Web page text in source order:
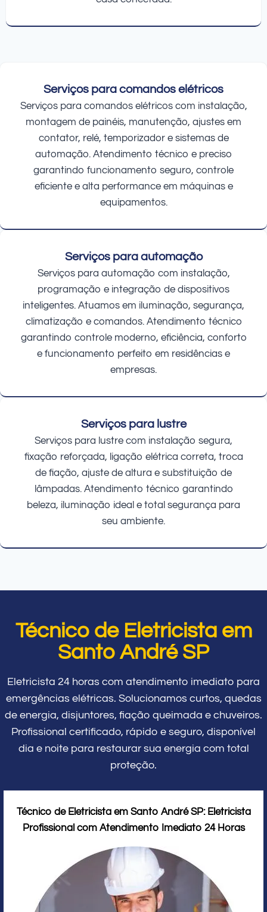
Serviços para comandos elétricos
Serviços para comandos elétricos com instalação,
montagem de painéis, manutenção, ajustes em
contator, relé, temporizador e sistemas de
automação. Atendimento técnico e preciso
garantindo funcionamento seguro, controle
eficiente e alta performance em máquinas e
equipamentos.
Serviços para automação
Serviços para automação com instalação,
programação e integração de dispositivos
inteligentes. Atuamos em iluminação, segurança,
climatização e comandos. Atendimento técnico
garantindo controle moderno, eficiência, conforto
e funcionamento perfeito em residências e
empresas.
Serviços para lustre
Serviços para lustre com instalação segura,
fixação reforçada, ligação elétrica correta, troca
de fiação, ajuste de altura e substituição de
lâmpadas. Atendimento técnico garantindo
beleza, iluminação ideal e total segurança para
seu ambiente.
Técnico de Eletricista em
Santo André SP
Eletricista 24 horas com atendimento imediato para
emergências elétricas. Solucionamos curtos, quedas
de energia, disjuntores, fiação queimada e chuveiros.
Profissional certificado, rápido e seguro, disponível
dia e noite para restaurar sua energia com total
proteção.
Técnico de Eletricista em Santo André SP: Eletricista
Profissional com Atendimento Imediato 24 Horas